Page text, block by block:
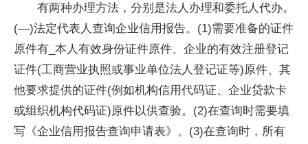
有两种办理方法，分别是法人办理和委托人代办。
(—)法定代表人查询企业信用报告。(1)需要准备的证件
原件有_本人有效身份证件原件、企业的有效注册登记
证件(工商营业执照或事业单位法人登记证等)原件、其
他要求提供的证件(例如机构信用代码证、企业贷款卡
或组织机构代码证)原件以供查验。(2)在查询时需要填
写《企业信用报告查询申请表》。(3)在查询时，所有